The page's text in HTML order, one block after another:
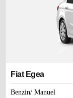
Fiat Egea
Benzin/ Manuel